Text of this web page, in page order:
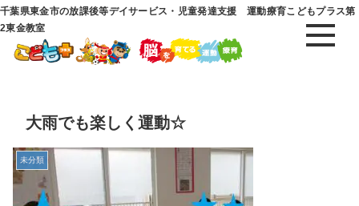
千葉県東金市の放課後等デイサービス・児童発達支援 運動療育こどもプラス第
2東金教室
大雨でも楽しく運動☆
未分類